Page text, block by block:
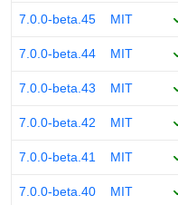
7.0.0-beta.45 MIT
7.0.0-beta.44 MIT
7.0.0-beta.43 MIT
7.0.0-beta.42 MIT
7.0.0-beta.41 MIT
7.0.0-beta.40 MIT